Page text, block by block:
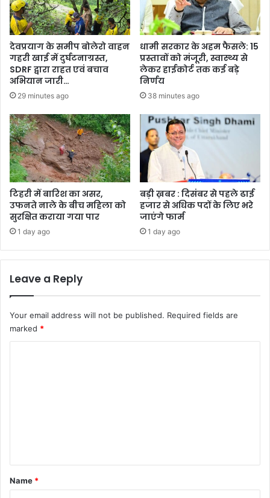
देवप्रयाग के समीप बोलेरो वाहन
गहरी खाई में दुर्घटनाग्रस्त,
SDRF द्वारा राहत एवं बचाव
अभियान जारी…
29 minutes ago
धामी सरकार के अहम फैसले: 15
प्रस्तावों को मंजूरी, स्वास्थ्य से
लेकर हाईकोर्ट तक कई बड़े
निर्णय
38 minutes ago
टिहरी में बारिश का असर,
उफनते नाले के बीच महिला को
सुरक्षित कराया गया पार
1 day ago
बड़ी ख़बर : दिसंबर से पहले ढाई
हजार से अधिक पदों के लिए भरे
जाएंगे फार्म
1 day ago
Leave a Reply
Your email address will not be published. Required fields are
marked *
*
Name *